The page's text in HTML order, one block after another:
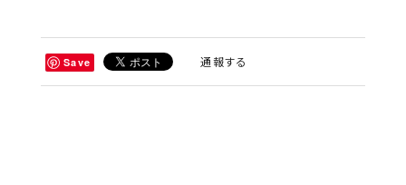
Save 通報する